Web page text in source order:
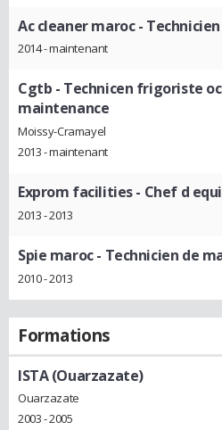
Ac cleaner maroc-
2014 - maintenant
Cgtb - Technicen frigoriste
maintenance
Moissy-Cramayel
2013 - maintenant
Exprom facilities- Chef d
2013 - 2013
Spie maroc- Technicien de
2010 - 2013
Formations
ISTA (Ouarzazate)
Ouarzazate
2003 - 2005